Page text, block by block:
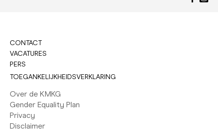
CONTACT
VACATURES
PERS
TOEGANKELIJKHEIDSVERKLARING
Over de KMKG
Gender Equality Plan
Privacy
Disclaimer